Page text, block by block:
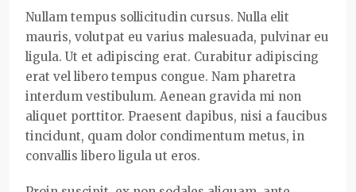
Nullam tempus sollicitudin cursus. Nulla elit
mauris, volutpat eu varius malesuada, pulvinar eu
ligula. Ut et adipiscing erat. Curabitur adipiscing
erat vel libero tempus congue. Nam pharetra
interdum vestibulum. Aenean gravida mi non
aliquet porttitor. Praesent dapibus, nisi a faucibus
tincidunt, quam dolor condimentum metus, in
convallis libero ligula ut eros.